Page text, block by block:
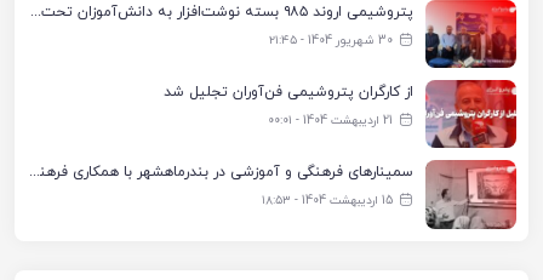
پتروشیمی اروند ۹۸۵ بسته نوشت‌افزار به دانش‌آموزان تحت پوشش کمیته امداد بندرماهشهر اهدا کرد
30 شهریور 1404 - ۲۱:۴۵
از کارگران پتروشیمی فن‌آوران تجلیل شد
21 اردیبهشت 1404 - ۰۰:۰۱
سمینارهای فرهنگی و آموزشی در بندرماهشهر با همکاری فرهنگ‌سرای پتروشیمی مارون
15 اردیبهشت 1404 - ۱۸:۵۳